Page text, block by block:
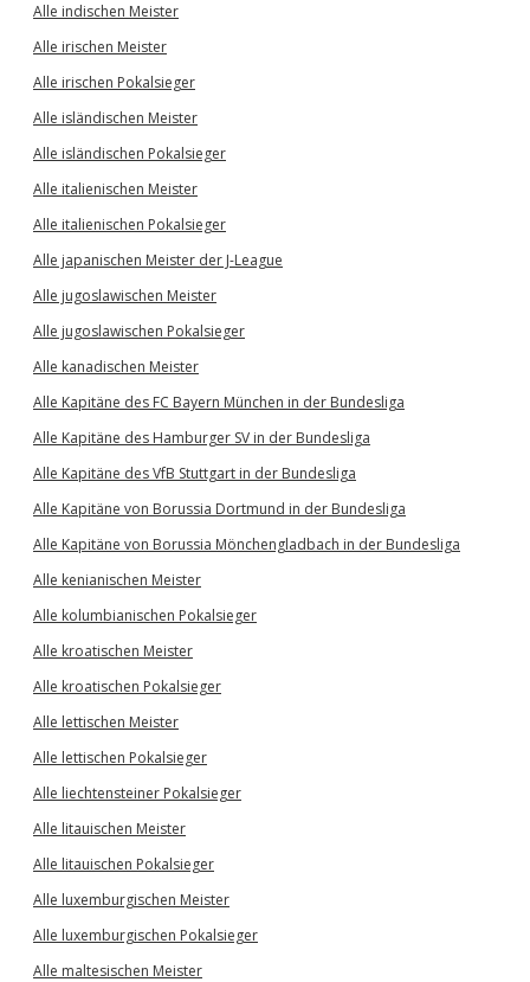
Alle indischen Meister
Alle irischen Meister
Alle irischen Pokalsieger
Alle isländischen Meister
Alle isländischen Pokalsieger
Alle italienischen Meister
Alle italienischen Pokalsieger
Alle japanischen Meister der J-League
Alle jugoslawischen Meister
Alle jugoslawischen Pokalsieger
Alle kanadischen Meister
Alle Kapitäne des FC Bayern München in der Bundesliga
Alle Kapitäne des Hamburger SV in der Bundesliga
Alle Kapitäne des VfB Stuttgart in der Bundesliga
Alle Kapitäne von Borussia Dortmund in der Bundesliga
Alle Kapitäne von Borussia Mönchengladbach in der Bundesliga
Alle kenianischen Meister
Alle kolumbianischen Pokalsieger
Alle kroatischen Meister
Alle kroatischen Pokalsieger
Alle lettischen Meister
Alle lettischen Pokalsieger
Alle liechtensteiner Pokalsieger
Alle litauischen Meister
Alle litauischen Pokalsieger
Alle luxemburgischen Meister
Alle luxemburgischen Pokalsieger
Alle maltesischen Meister